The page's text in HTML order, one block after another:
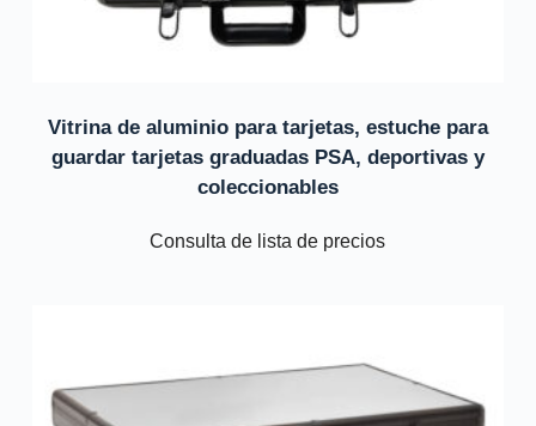
Vitrina de aluminio para tarjetas, estuche para
guardar tarjetas graduadas PSA, deportivas y
coleccionables
Consulta de lista de precios